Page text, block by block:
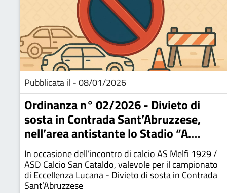
Pubblicata il - 08/01/2026
Ordinanza n° 02/2026 - Divieto di
sosta in Contrada Sant’Abruzzese,
nell’area antistante lo Stadio “A.
Valerio” e i Campi da Tennis
In occasione dell’incontro di calcio AS Melfi 1929 /
ASD Calcio San Cataldo, valevole per il campionato
di Eccellenza Lucana - Divieto di sosta in Contrada
Sant’Abruzzese